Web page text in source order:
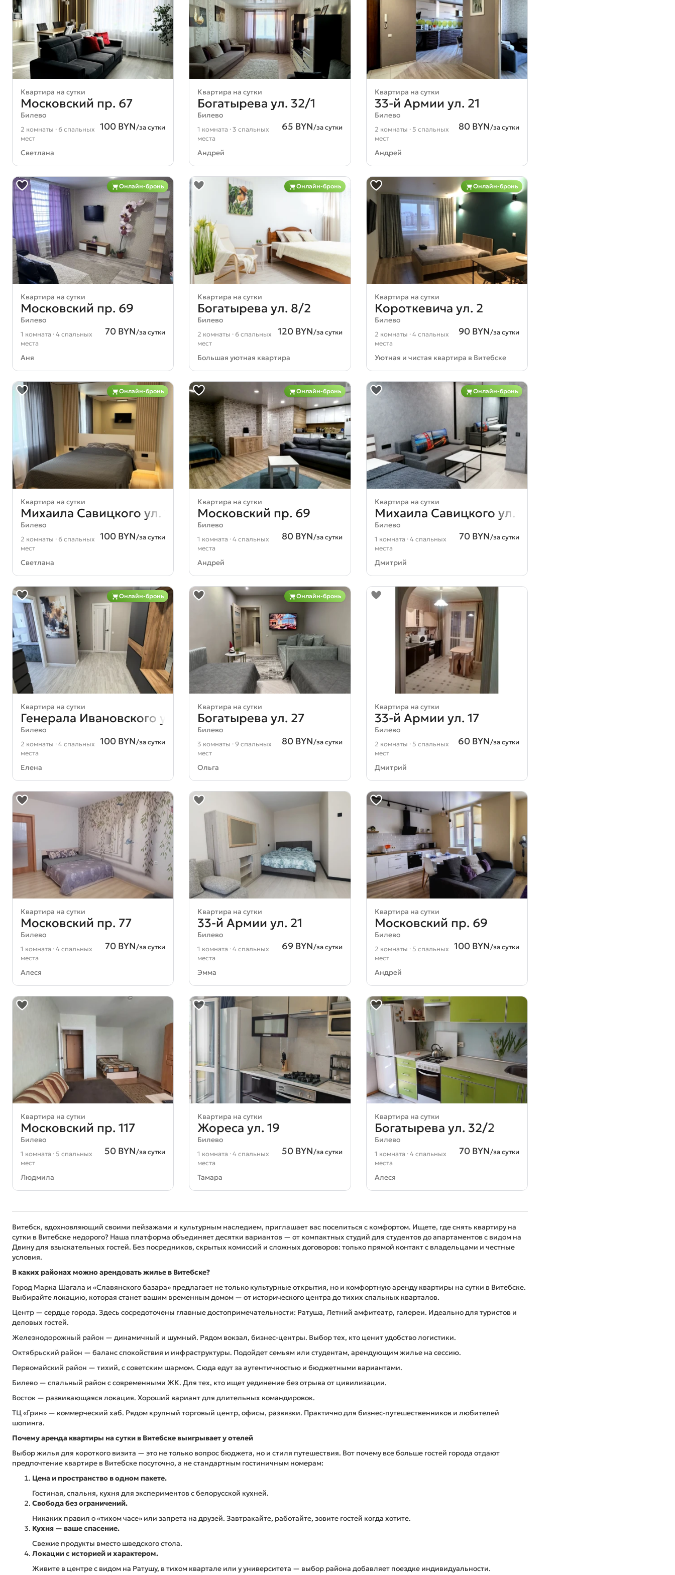
Квартира на сутки
Московский пр. 67
Билево
100 BYN/за сутки
2 комнаты · 6 спальных
мест
Светлана
Квартира на сутки
Богатырева ул. 32/1
Билево
65 BYN/за сутки
1 комната · 3 спальных
места
Андрей
Квартира на сутки
33-й Армии ул. 21
Билево
80 BYN/за сутки
2 комнаты · 5 спальных
мест
Андрей
Онлайн-бронь
Квартира на сутки
Московский пр. 69
Билево
70 BYN/за сутки
1 комната · 4 спальных
места
Аня
Онлайн-бронь
Квартира на сутки
Богатырева ул. 8/2
Билево
120 BYN/за сутки
2 комнаты · 6 спальных
мест
Большая уютная квартира
Онлайн-бронь
Квартира на сутки
Короткевича ул. 2
Билево
90 BYN/за сутки
2 комнаты · 4 спальных
места
Уютная и чистая квартира в Витебске
Онлайн-бронь
Квартира на сутки
Михаила Савицкого ул. 18
Билево
100 BYN/за сутки
2 комнаты · 6 спальных
мест
Светлана
Онлайн-бронь
Квартира на сутки
Московский пр. 69
Билево
80 BYN/за сутки
1 комната · 4 спальных
места
Андрей
Онлайн-бронь
Квартира на сутки
Михаила Савицкого ул. 16
Билево
70 BYN/за сутки
1 комната · 4 спальных
места
Дмитрий
Онлайн-бронь
Квартира на сутки
Генерала Ивановского ул. 20
Билево
100 BYN/за сутки
2 комнаты · 4 спальных
места
Елена
Онлайн-бронь
Квартира на сутки
Богатырева ул. 27
Билево
80 BYN/за сутки
3 комнаты · 9 спальных
мест
Ольга
Квартира на сутки
33-й Армии ул. 17
Билево
60 BYN/за сутки
2 комнаты · 5 спальных
мест
Дмитрий
Квартира на сутки
Московский пр. 77
Билево
70 BYN/за сутки
1 комната · 4 спальных
места
Алеся
Квартира на сутки
33-й Армии ул. 21
Билево
69 BYN/за сутки
1 комната · 4 спальных
места
Эмма
Квартира на сутки
Московский пр. 69
Билево
100 BYN/за сутки
2 комнаты · 5 спальных
мест
Андрей
Квартира на сутки
Московский пр. 117
Билево
50 BYN/за сутки
1 комната · 5 спальных
мест
Людмила
Квартира на сутки
Жореса ул. 19
Билево
50 BYN/за сутки
1 комната · 4 спальных
места
Тамара
Квартира на сутки
Богатырева ул. 32/2
Билево
70 BYN/за сутки
1 комната · 4 спальных
места
Алеся
Витебск, вдохновляющий своими пейзажами и культурным наследием, приглашает вас поселиться с комфортом. Ищете, где снять квартиру на
сутки в Витебске недорого? Наша платформа объединяет десятки вариантов — от компактных студий для студентов до апартаментов с видом на
Двину для взыскательных гостей. Без посредников, скрытых комиссий и сложных договоров: только прямой контакт с владельцами и честные
условия.
В каких районах можно арендовать жилье в Витебске?
Город Марка Шагала и «Славянского базара» предлагает не только культурные открытия, но и комфортную аренду квартиры на сутки в Витебске.
Выбирайте локацию, которая станет вашим временным домом — от исторического центра до тихих спальных кварталов.
Центр — сердце города. Здесь сосредоточены главные достопримечательности: Ратуша, Летний амфитеатр, галереи. Идеально для туристов и
деловых гостей.
Железнодорожный район — динамичный и шумный. Рядом вокзал, бизнес-центры. Выбор тех, кто ценит удобство логистики.
Октябрьский район — баланс спокойствия и инфраструктуры. Подойдет семьям или студентам, арендующим жилье на сессию.
Первомайский район — тихий, с советским шармом. Сюда едут за аутентичностью и бюджетными вариантами.
Билево — спальный район с современными ЖК. Для тех, кто ищет уединение без отрыва от цивилизации.
Восток — развивающаяся локация. Хороший вариант для длительных командировок.
ТЦ «Грин» — коммерческий хаб. Рядом крупный торговый центр, офисы, развязки. Практично для бизнес-путешественников и любителей
шопинга.
Почему аренда квартиры на сутки в Витебске выигрывает у отелей
Выбор жилья для короткого визита — это не только вопрос бюджета, но и стиля путешествия. Вот почему все больше гостей города отдают
предпочтение квартире в Витебске посуточно, а не стандартным гостиничным номерам:
Цена и пространство в одном пакете.
Гостиная, спальня, кухня для экспериментов с белорусской кухней.
Свобода без ограничений.
Никаких правил о «тихом часе» или запрета на друзей. Завтракайте, работайте, зовите гостей когда хотите.
Кухня — ваше спасение.
Свежие продукты вместо шведского стола.
Локации с историей и характером.
Живите в центре с видом на Ратушу, в тихом квартале или у университета — выбор района добавляет поездке индивидуальности.